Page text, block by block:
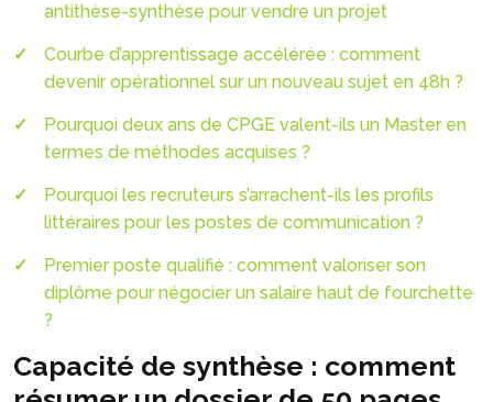
antithèse-synthèse pour vendre un projet
Courbe d’apprentissage accélérée : comment
devenir opérationnel sur un nouveau sujet en 48h ?
Pourquoi deux ans de CPGE valent-ils un Master en
termes de méthodes acquises ?
Pourquoi les recruteurs s’arrachent-ils les profils
littéraires pour les postes de communication ?
Premier poste qualifié : comment valoriser son
diplôme pour négocier un salaire haut de fourchette
?
Capacité de synthèse : comment